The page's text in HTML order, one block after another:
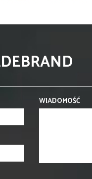
WIADOMOŚĆ